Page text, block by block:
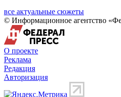
все актуальные сюжеты
© Информационное агентство
О проекте
Реклама
Редакция
Авторизация